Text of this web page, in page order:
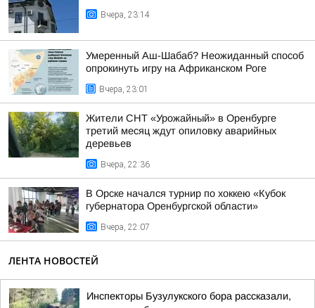
Вчера, 23:14
Умеренный Аш-Шабаб? Неожиданный способ
опрокинуть игру на Африканском Роге
Вчера, 23:01
Жители СНТ «Урожайный» в Оренбурге
третий месяц ждут опиловку аварийных
деревьев
Вчера, 22:36
В Орске начался турнир по хоккею «Кубок
губернатора Оренбургской области»
Вчера, 22:07
ЛЕНТА НОВОСТЕЙ
Инспекторы Бузулукского бора рассказали,